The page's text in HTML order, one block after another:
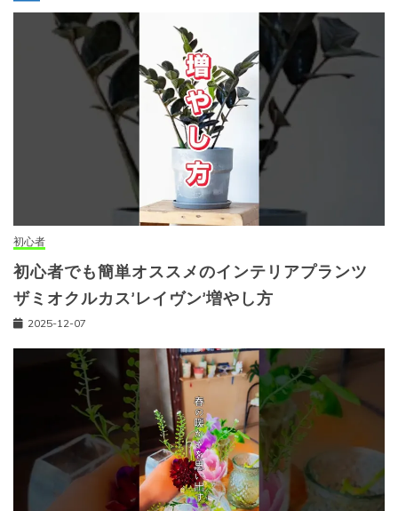
初心者
初心者でも簡単オススメのインテリアプランツ
ザミオクルカス’レイヴン’増やし方
2025-12-07